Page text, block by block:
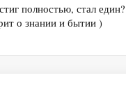
полностью, стал един?
о знании и бытии )